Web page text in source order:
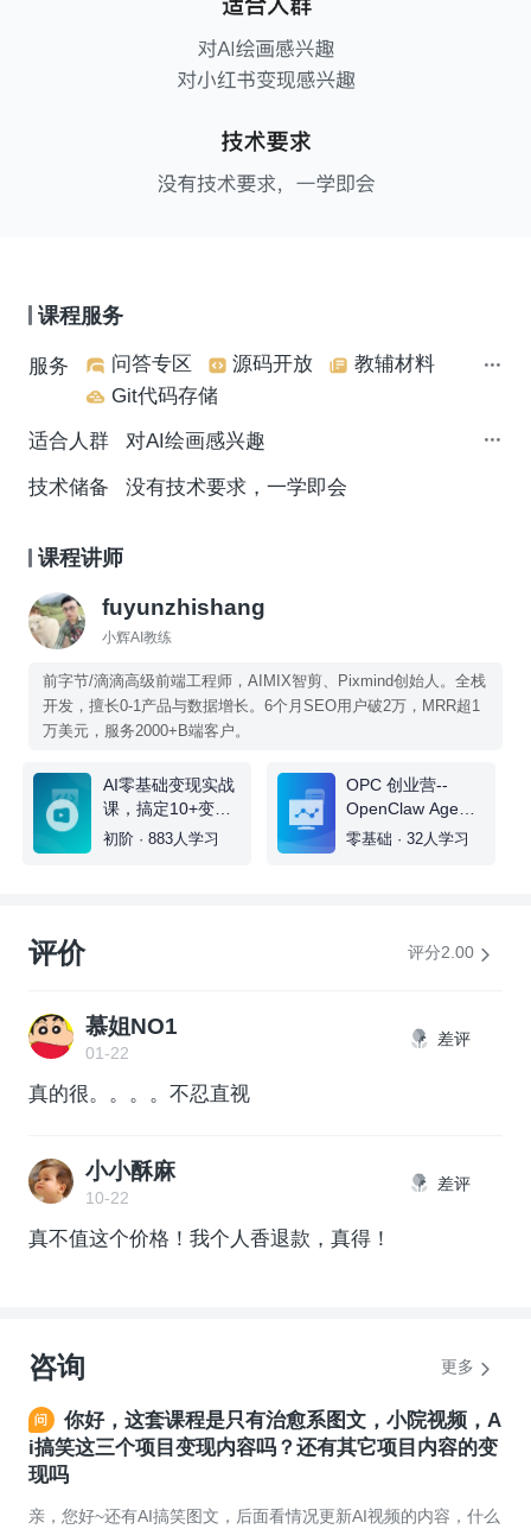
课程服务
服务 问答专区 源码开放
教辅材料
Git代码存储
适合人群
对AI绘画感兴趣
技术储备 没有技术要求，一学即会
课程讲师
fuyunzhishang
小辉AI教练
前字节/滴滴高级前端工程师，AIMIX智剪、Pixmind创始人。全栈
开发，擅长0-1产品与数据增长。6个月SEO用户破2万，MRR超1
万美元，服务2000+B端客户。
AI零基础变现实战
课，搞定10+变现
场景与AIGC必备
初阶 · 883人学习
OPC 创业营--
OpenClaw Agent
打造你的一人团队
零基础 · 32人学习
评价 评分2.00
慕姐NO1
01-22
差评
真的很。。。。不忍直视
小小酥麻
10-22
差评
真不值这个价格！我个人香退款，真得！
咨询 更多
你好，这套课程是只有治愈系图文，小院视频，A
i搞笑这三个项目变现内容吗？还有其它项目内容的变
现吗
亲，您好~还有AI搞笑图文，后面看情况更新AI视频的内容，什么